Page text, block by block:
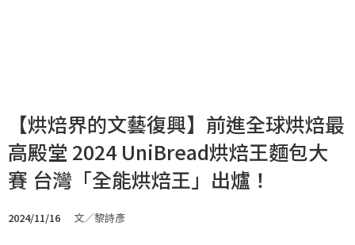
【烘焙界的文藝復興】前進全球烘焙最
高殿堂 2024 UniBread烘焙王麵包大
賽 台灣「全能烘焙王」出爐！
2024/11/16 文／黎詩彥